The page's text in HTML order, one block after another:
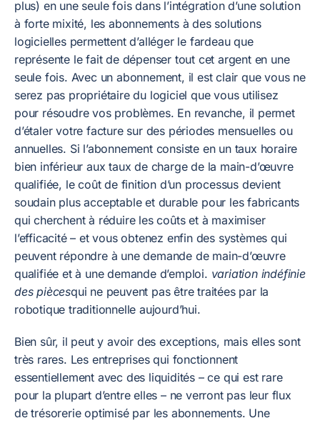
plus) en une seule fois dans l’intégration d’une solution
à forte mixité, les abonnements à des solutions
logicielles permettent d’alléger le fardeau que
représente le fait de dépenser tout cet argent en une
seule fois. Avec un abonnement, il est clair que vous ne
serez pas propriétaire du logiciel que vous utilisez
pour résoudre vos problèmes. En revanche, il permet
d’étaler votre facture sur des périodes mensuelles ou
annuelles. Si l’abonnement consiste en un taux horaire
bien inférieur aux taux de charge de la main-d’œuvre
qualifiée, le coût de finition d’un processus devient
soudain plus acceptable et durable pour les fabricants
qui cherchent à réduire les coûts et à maximiser
l’efficacité – et vous obtenez enfin des systèmes qui
peuvent répondre à une demande de main-d’œuvre
qualifiée et à une demande d’emploi. variation indéfinie
des piècesqui ne peuvent pas être traitées par la
robotique traditionnelle aujourd’hui.
Bien sûr, il peut y avoir des exceptions, mais elles sont
très rares. Les entreprises qui fonctionnent
essentiellement avec des liquidités – ce qui est rare
pour la plupart d’entre elles – ne verront pas leur flux
de trésorerie optimisé par les abonnements. Une